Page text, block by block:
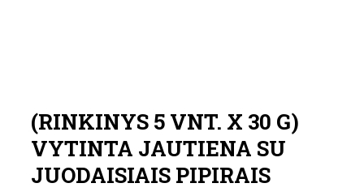
(RINKINYS 5 VNT. X 30 G)
VYTINTA JAUTIENA SU
JUODAISIAIS PIPIRAIS